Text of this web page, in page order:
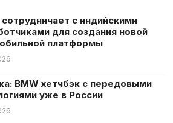
сотрудничает с индийскими
для создания новой
платформы
BMW хетчбэк с передовыми
уже в России